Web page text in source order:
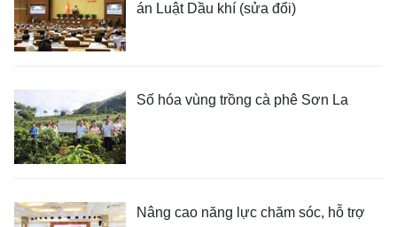
án Luật Dầu khí (sửa đổi)
Số hóa vùng trồng cà phê Sơn La
Nâng cao năng lực chăm sóc, hỗ trợ